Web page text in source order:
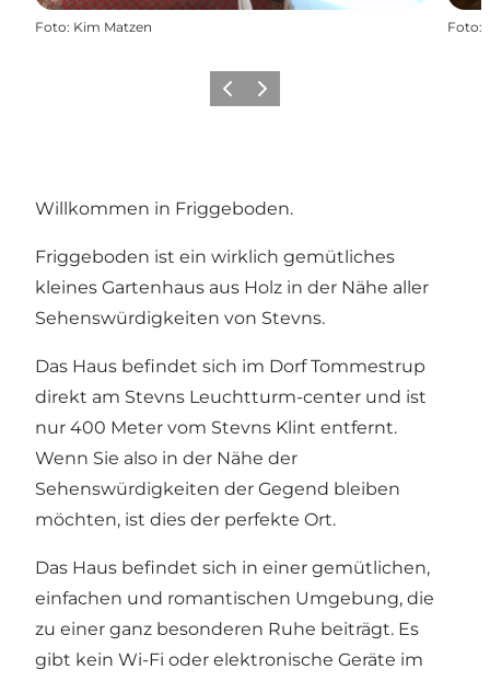
Foto: Kim Matzen Foto:
ZurückWeiter
Willkommen in Friggeboden.
Friggeboden ist ein wirklich gemütliches
kleines Gartenhaus aus Holz in der Nähe aller
Sehenswürdigkeiten von Stevns.
Das Haus befindet sich im Dorf Tommestrup
direkt am Stevns Leuchtturm-center und ist
nur 400 Meter vom Stevns Klint entfernt.
Wenn Sie also in der Nähe der
Sehenswürdigkeiten der Gegend bleiben
möchten, ist dies der perfekte Ort.
Das Haus befindet sich in einer gemütlichen,
einfachen und romantischen Umgebung, die
zu einer ganz besonderen Ruhe beiträgt. Es
gibt kein Wi-Fi oder elektronische Geräte im